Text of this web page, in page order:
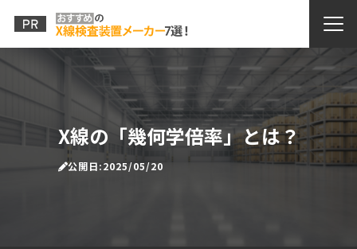
X線の「幾何学倍率」とは？
公開日:2025/05/20